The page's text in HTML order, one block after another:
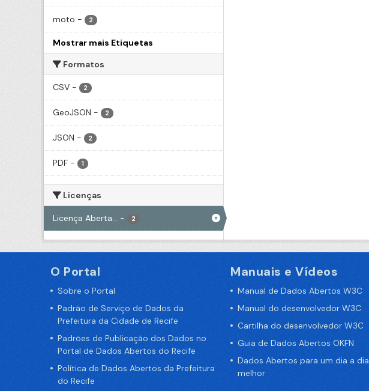
moto - 2
Mostrar mais Etiquetas
Formatos
CSV - 2
GeoJSON - 2
JSON - 2
PDF - 1
Licenças
Licença Aberta... - 2
O Portal
Sobre o Portal
Padrão de Serviço de Dados da
Prefeitura da Cidade de Recife
Padrões de Publicação dos Dados no
Portal de Dados Abertos do Recife
Política de Dados Abertos da Prefeitura
do Recife
Manuais e Vídeos
Manual de Dados Abertos W3C
Manual do desenvolvedor W3C
Cartilha do desenvolvedor W3C
Guia de Dados Abertos OKFN
Dados Abertos para um dia a dia
melhor